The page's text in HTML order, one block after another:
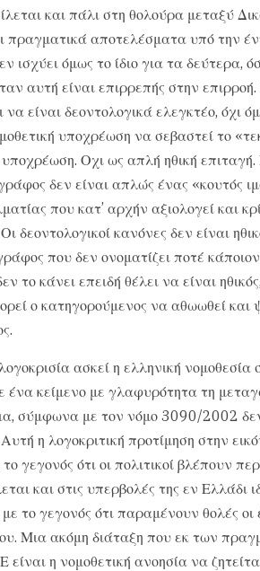
και πάλι στη θολούρα μεταξύ
πραγματικά αποτελέσματα υπό την
ισχύει όμως το ίδιο για τα δεύτερα,
αυτή είναι επιρρεπής στην
να είναι δεοντολογικά ελεγκτέο, όχι
υποχρέωση να σεβαστεί το
Οχι ως απλή ηθική
δεν είναι απλώς ένας «κουτός
που κατ’ αρχήν αξιολογεί και
δεοντολογικοί κανόνες δεν είναι
που δεν ονοματίζει ποτέ
το κάνει επειδή θέλει να είναι
ο κατηγορούμενος να αθωωθεί και
ασκεί η ελληνική
ένα κείμενο με γλαφυρότητα τη
σύμφωνα με τον νόμο 3090/2002
η λογοκριτική προτίμηση στην
το γεγονός ότι οι πολιτικοί βλέπουν
και στις υπερβολές της εν Ελλάδι
το γεγονός ότι παραμένουν θολές οι
Μια ακόμη διάταξη που εκ των
η νομοθετική ανοησία να